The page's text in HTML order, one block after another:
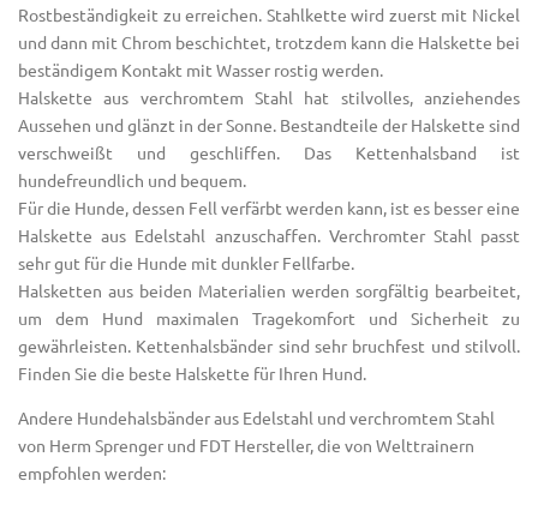
Rostbeständigkeit zu erreichen. Stahlkette wird zuerst mit Nickel
und dann mit Chrom beschichtet, trotzdem kann die Halskette bei
beständigem Kontakt mit Wasser rostig werden.
Halskette aus verchromtem Stahl hat stilvolles, anziehendes
Aussehen und glänzt in der Sonne. Bestandteile der Halskette sind
verschweißt und geschliffen. Das Kettenhalsband ist
hundefreundlich und bequem.
Für die Hunde, dessen Fell verfärbt werden kann, ist es besser eine
Halskette aus Edelstahl anzuschaffen. Verchromter Stahl passt
sehr gut für die Hunde mit dunkler Fellfarbe.
Halsketten aus beiden Materialien werden sorgfältig bearbeitet,
um dem Hund maximalen Tragekomfort und Sicherheit zu
gewährleisten. Kettenhalsbänder sind sehr bruchfest und stilvoll.
Finden Sie die beste Halskette für Ihren Hund.
Andere Hundehalsbänder aus Edelstahl und verchromtem Stahl
von Herm Sprenger und FDT Hersteller, die von Welttrainern
empfohlen werden: